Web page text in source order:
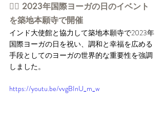
👉🏻 2023年国際ヨーガの日のイベント
を築地本願寺で開催
インド大使館と協力して築地本願寺で2023年
国際ヨーガの日を祝い、調和と幸福を広める
手段としてのヨーガの世界的な重要性を強調
しました。
https://youtu.be/vvgBInU_m_w